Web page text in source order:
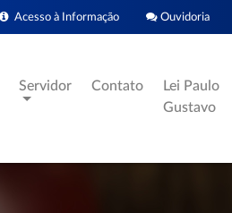
Ouvidoria
Acesso à Informação
Servidor Contato
Lei Paulo
Gustavo